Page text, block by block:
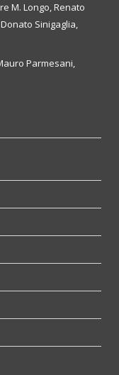
M. Longo, Renato
Sinigaglia,
Parmesani,